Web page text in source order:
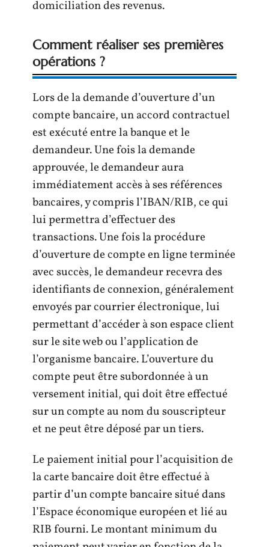
domiciliation des revenus.
Comment réaliser ses premières
opérations ?
Lors de la demande d’ouverture d’un
compte bancaire, un accord contractuel
est exécuté entre la banque et le
demandeur. Une fois la demande
approuvée, le demandeur aura
immédiatement accès à ses références
bancaires, y compris l’IBAN/RIB, ce qui
lui permettra d’effectuer des
transactions. Une fois la procédure
d’ouverture de compte en ligne terminée
avec succès, le demandeur recevra des
identifiants de connexion, généralement
envoyés par courrier électronique, lui
permettant d’accéder à son espace client
sur le site web ou l’application de
l’organisme bancaire. L’ouverture du
compte peut être subordonnée à un
versement initial, qui doit être effectué
sur un compte au nom du souscripteur
et ne peut être déposé par un tiers.
Le paiement initial pour l’acquisition de
la carte bancaire doit être effectué à
partir d’un compte bancaire situé dans
l’Espace économique européen et lié au
RIB fourni. Le montant minimum du